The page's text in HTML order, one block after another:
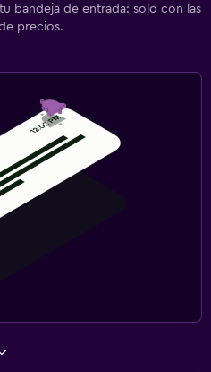
bandeja de entrada: solo con las
precios.